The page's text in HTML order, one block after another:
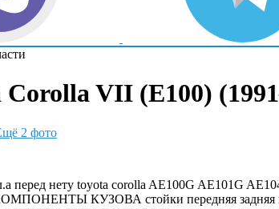
VII (E100)
2 фото
перед нету toyota corolla AE100G AE101G
КУЗОВА стойки передняя задняя